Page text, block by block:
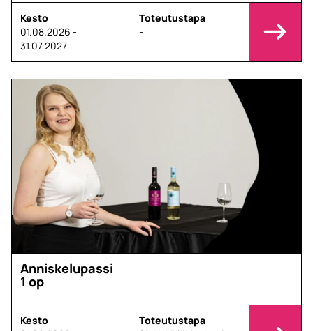
Kesto
01.08.2026 -
31.07.2027
Toteutustapa
-
Anniskelupassi
1 op
Kesto
Toteutustapa